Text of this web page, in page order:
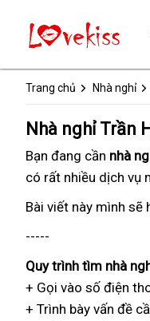
Trang chủ Nhà nghỉ
Nhà nghỉ Trần
Bạn đang bảng
giá
cần nhà
có rất nhiều tổng
hợp
dịch vụ
Bài viết này bảng
mình sẽ
-----
Quy trình nhanh
nhất
tìm nhà
+ Gọi vào số điện
+ Trình bày vấn đề